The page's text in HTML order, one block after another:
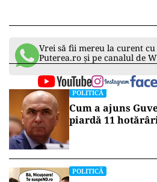
ad